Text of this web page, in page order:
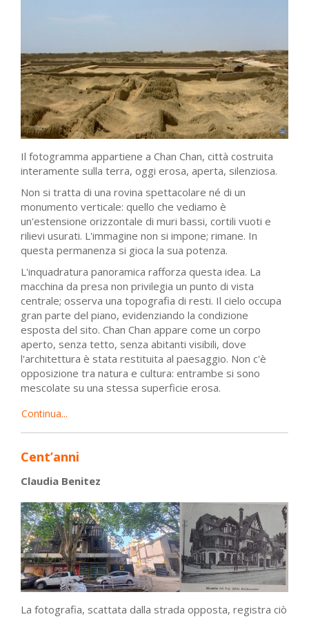
Il fotogramma appartiene a Chan Chan, città costruita
interamente sulla terra, oggi erosa, aperta, silenziosa.
Non si tratta di una rovina spettacolare né di un
monumento verticale: quello che vediamo è
un'estensione orizzontale di muri bassi, cortili vuoti e
rilievi usurati. L'immagine non si impone; rimane. In
questa permanenza si gioca la sua potenza.
L'inquadratura panoramica rafforza questa idea. La
macchina da presa non privilegia un punto di vista
centrale; osserva una topografia di resti. Il cielo occupa
gran parte del piano, evidenziando la condizione
esposta del sito. Chan Chan appare come un corpo
aperto, senza tetto, senza abitanti visibili, dove
l'architettura è stata restituita al paesaggio. Non c'è
opposizione tra natura e cultura: entrambe si sono
mescolate su una stessa superficie erosa.
Continua...
Cent’anni
Claudia Benitez
La fotografia, scattata dalla strada opposta, registra ciò